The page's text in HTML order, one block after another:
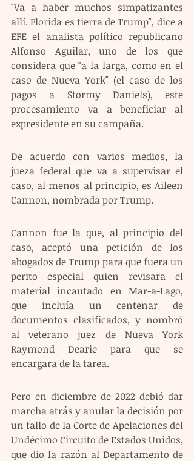
"Va a haber muchos simpatizantes
allí. Florida es tierra de Trump", dice a
EFE el analista político republicano
Alfonso Aguilar, uno de los que
considera que "a la larga, como en el
caso de Nueva York" (el caso de los
pagos a Stormy Daniels), este
procesamiento va a beneficiar al
expresidente en su campaña.
De acuerdo con varios medios, la
jueza federal que va a supervisar el
caso, al menos al principio, es Aileen
Cannon, nombrada por Trump.
Cannon fue la que, al principio del
caso, aceptó una petición de los
abogados de Trump para que fuera un
perito especial quien revisara el
material incautado en Mar-a-Lago,
que incluía un centenar de
documentos clasificados, y nombró
al veterano juez de Nueva York
Raymond Dearie para que se
encargara de la tarea.
Pero en diciembre de 2022 debió dar
marcha atrás y anular la decisión por
un fallo de la Corte de Apelaciones del
Undécimo Circuito de Estados Unidos,
que dio la razón al Departamento de